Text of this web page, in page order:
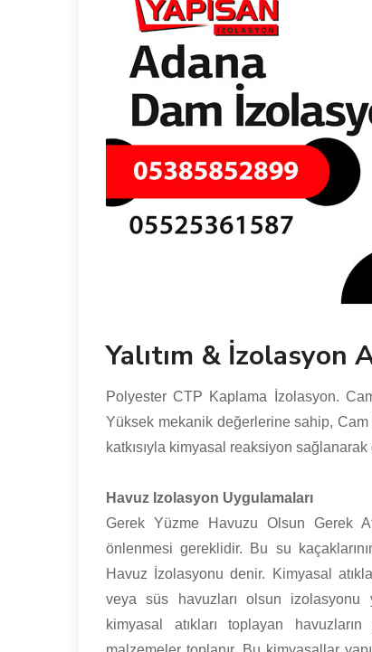
Yalıtım & İzolasyon
Polyester CTP Kaplama İzolasyon.
Yüksek mekanik değerlerine sahip, Cam
katkısıyla kimyasal reaksiyon
Havuz Izolasyon Uygulamaları
Gerek Yüzme Havuzu Olsun Gerek
önlenmesi gereklidir. Bu su
Havuz İzolasyonu denir. Kimyasal
veya süs havuzları olsun izolasyonu
kimyasal atıkları toplayan